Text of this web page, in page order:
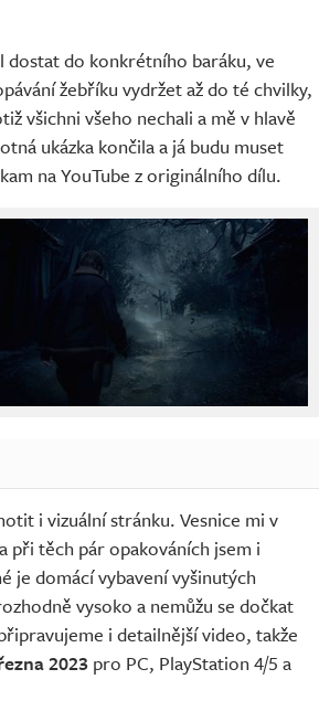
dostat do konkrétního baráku, ve
žebříku vydržet až do té chvilky,
všichni všeho nechali a mě v hlavě
ukázka končila a já budu muset
na YouTube z originálního dílu.
i vizuální stránku. Vesnice mi v
při těch pár opakováních jsem i
je domácí vybavení vyšinutých
vysoko a nemůžu se dočkat
i detailnější video, takže
2023 pro PC, PlayStation 4/5 a